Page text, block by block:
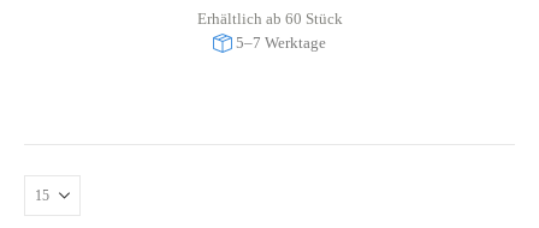
Erhältlich ab 60 Stück
5–7 Werktage